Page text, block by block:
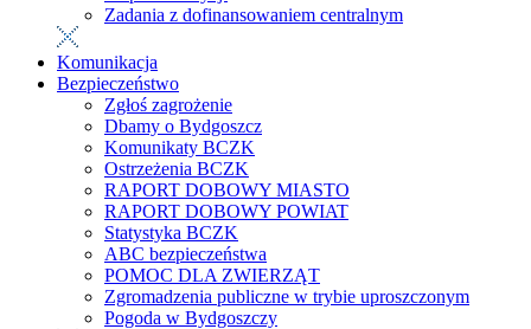
Zadania z dofinansowaniem centralnym
Komunikacja
Bezpieczeństwo
Zgłoś zagrożenie
Dbamy o Bydgoszcz
Komunikaty BCZK
Ostrzeżenia BCZK
RAPORT DOBOWY MIASTO
RAPORT DOBOWY POWIAT
Statystyka BCZK
ABC bezpieczeństwa
POMOC DLA ZWIERZĄT
Zgromadzenia publiczne w trybie uproszczonym
Pogoda w Bydgoszczy